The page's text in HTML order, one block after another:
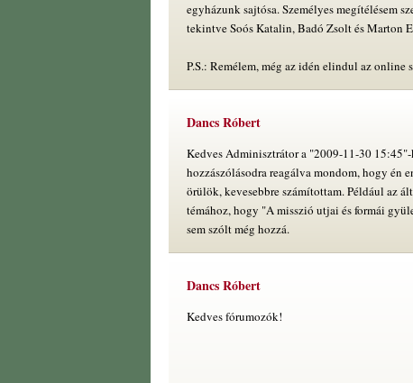
egyházunk sajtósa. Személyes megítélésem
tekintve Soós Katalin, Badó Zsolt és Marton
P.S.: Remélem, még az idén elindul az online
Dancs Róbert
Kedves Adminisztrátor a "2009-11-30
hozzászólásodra reagálva mondom, hogy én
örülök, kevesebbre számítottam. Például az
témához, hogy "A misszió utjai és formái
sem szólt még hozzá.
Dancs Róbert
Kedves fórumozók!